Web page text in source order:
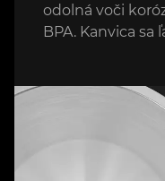
odolná voči
BPA. Kanvica